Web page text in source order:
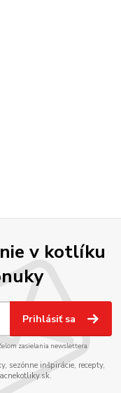
v kotlíku
Prihlásiť sa
zasielania newslettera.
sezónne inšpirácie, recepty,